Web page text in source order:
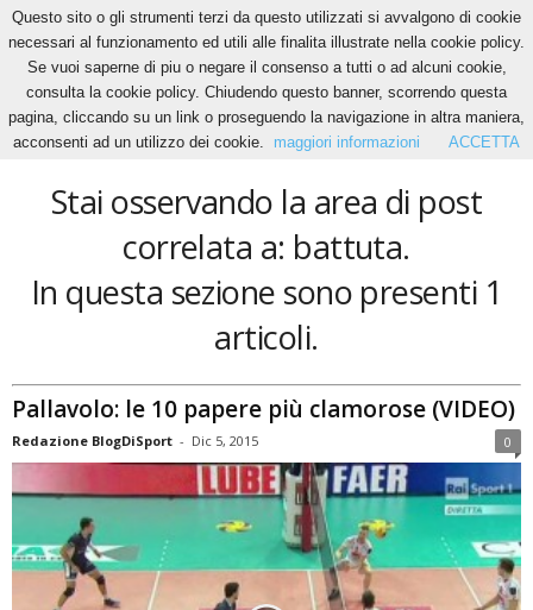
Home Tags Battuta
battuta
Stai osservando la area di post
correlata a: battuta.
In questa sezione sono presenti 1
articoli.
Pallavolo: le 10 papere più clamorose (VIDEO)
Redazione BlogDiSport - Dic 5, 2015 0
Questo sito o gli strumenti terzi da questo utilizzati si avvalgono di cookie
necessari al funzionamento ed utili alle finalita illustrate nella cookie policy.
Se vuoi saperne di piu o negare il consenso a tutti o ad alcuni cookie,
consulta la cookie policy. Chiudendo questo banner, scorrendo questa
pagina, cliccando su un link o proseguendo la navigazione in altra maniera,
acconsenti ad un utilizzo dei cookie.
maggiori informazioni ACCETTA